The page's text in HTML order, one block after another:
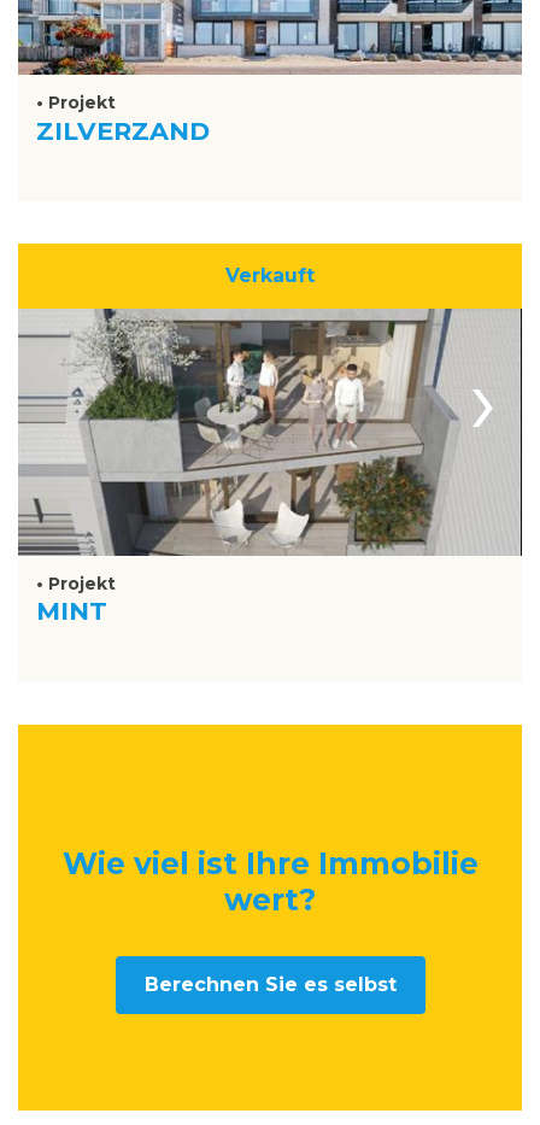
• Projekt
ZILVERZAND
Verkauft
›
• Projekt
MINT
Wie viel ist Ihre Immobilie
wert?
Berechnen Sie es selbst